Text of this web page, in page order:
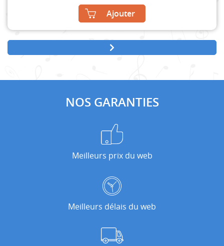
Ajouter
NOS GARANTIES
Meilleurs prix du web
Meilleurs délais du web